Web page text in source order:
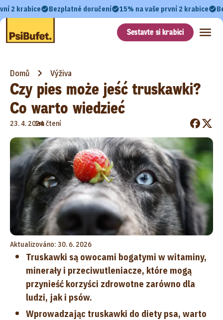
2 krabice Bezplatné doručení 15% na vaše první 2 krabice
Sestavte si krabici
Domů Výživa
Czy pies może jeść truskawki?
Co warto wiedzieć
23. 4. 2024
•
1m čtení
Aktualizováno: 30. 6. 2026
Truskawki są owocami bogatymi w witaminy,
minerały i przeciwutleniacze, które mogą
przynieść korzyści zdrowotne zarówno dla
ludzi, jak i psów.
Wprowadzając truskawki do diety psa, warto